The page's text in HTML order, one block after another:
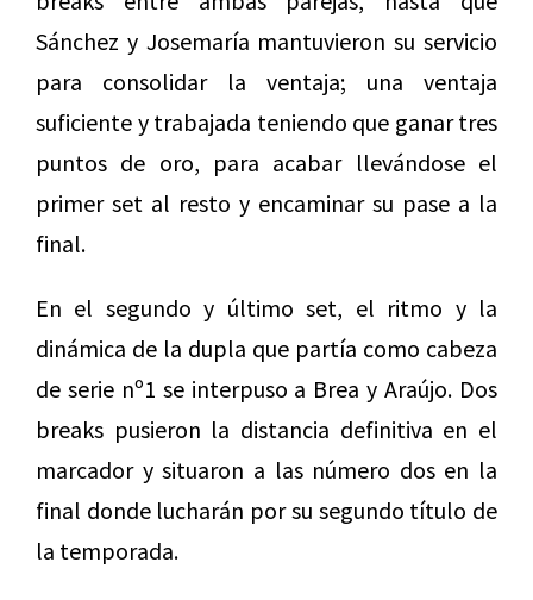
Sánchez y Josemaría mantuvieron su servicio
para consolidar la ventaja; una ventaja
suficiente y trabajada teniendo que ganar tres
puntos de oro, para acabar llevándose el
primer set al resto y encaminar su pase a la
final.
En el segundo y último set, el ritmo y la
dinámica de la dupla que partía como cabeza
de serie nº1 se interpuso a Brea y Araújo. Dos
breaks pusieron la distancia definitiva en el
marcador y situaron a las número dos en la
final donde lucharán por su segundo título de
la temporada.